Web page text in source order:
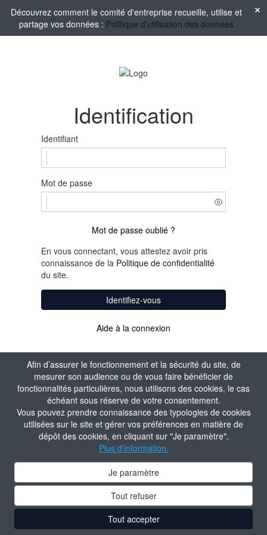
Afin d’assurer le fonctionnement et la sécurité du site, de
mesurer son audience ou de vous faire bénéficier de
fonctionnalités particulières, nous utilisons des cookies, le cas
échéant sous réserve de votre consentement.
Vous pouvez prendre connaissance des typologies de cookies
utilisées sur le site et gérer vos préférences en matière de
dépôt des cookies, en cliquant sur "Je paramètre".
Plus d'information.
Je paramètre
Tout refuser
Tout accepter
Découvrez comment le comité d'entreprise recueille, utilise et
partage vos données : Politique d'utilisation des données
Identification
Identifiant
Mot de passe
Mot de passe oublié ?
En vous connectant, vous attestez avoir pris
connaissance de la Politique de confidentialité
du site.
Identifiez-vous
Aide à la connexion